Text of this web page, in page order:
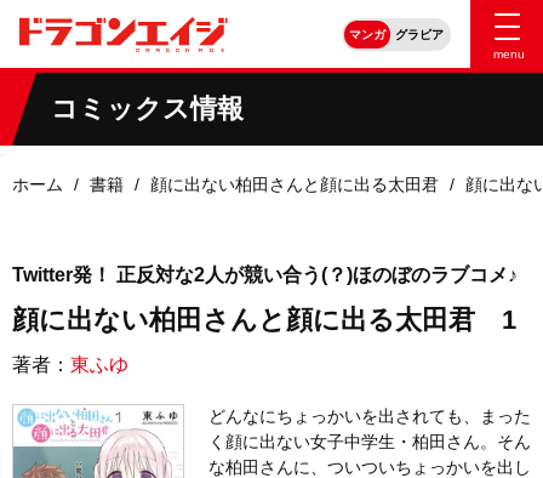
マンガ
グラビア
menu
コミックス情報
ホーム 書籍 顔に出ない柏田さんと顔に出る太田君 顔に出な
Twitter発！ 正反対な2人が競い合う(？)ほのぼのラブコメ♪
顔に出ない柏田さんと顔に出る太田君 1
著者： 東ふゆ
どんなにちょっかいを出されても、まった
く顔に出ない女子中学生・柏田さん。そん
な柏田さんに、ついついちょっかいを出し